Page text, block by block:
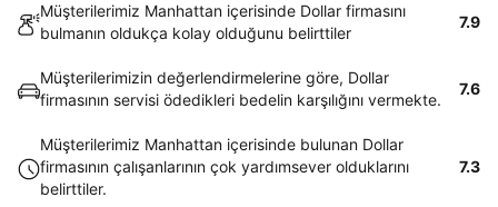
Müşterilerimiz Manhattan içerisinde Dollar firmasını
bulmanın oldukça kolay olduğunu belirttiler
7.9
Müşterilerimizin değerlendirmelerine göre, Dollar
firmasının servisi ödedikleri bedelin karşılığını vermekte.
7.6
Müşterilerimiz Manhattan içerisinde bulunan Dollar
firmasının çalışanlarının çok yardımsever olduklarını
belirttiler.
7.3